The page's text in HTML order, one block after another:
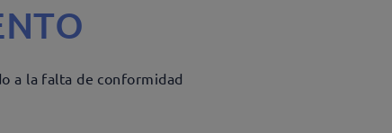
a la falta de conformidad